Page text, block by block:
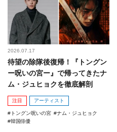
2026.07.17
待望の除隊後復帰！『トングン
ー呪いの宮ー』で帰ってきたナ
ム・ジュヒョクを徹底解剖
注目 アーティスト
トングン呪いの宮
ナム・ジュヒョク
韓国俳優